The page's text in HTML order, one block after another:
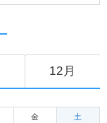
12月
金 土